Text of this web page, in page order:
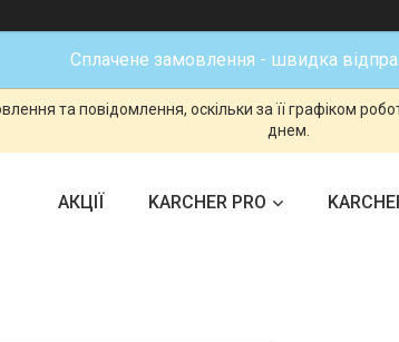
Сплачене замовлення - швидка
та повідомлення, оскільки за її графіком
днем.
АКЦІЇ KARCHER PRO